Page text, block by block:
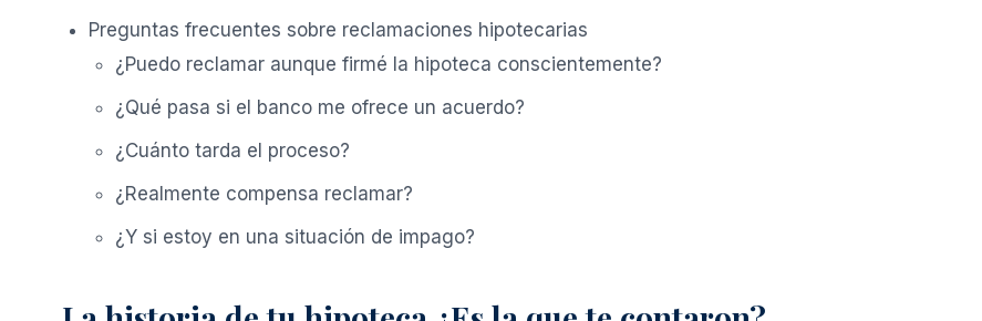
Preguntas frecuentes sobre reclamaciones hipotecarias
¿Puedo reclamar aunque firmé la hipoteca conscientemente?
¿Qué pasa si el banco me ofrece un acuerdo?
¿Cuánto tarda el proceso?
¿Realmente compensa reclamar?
¿Y si estoy en una situación de impago?